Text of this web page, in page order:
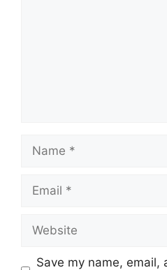
Save my name, email,